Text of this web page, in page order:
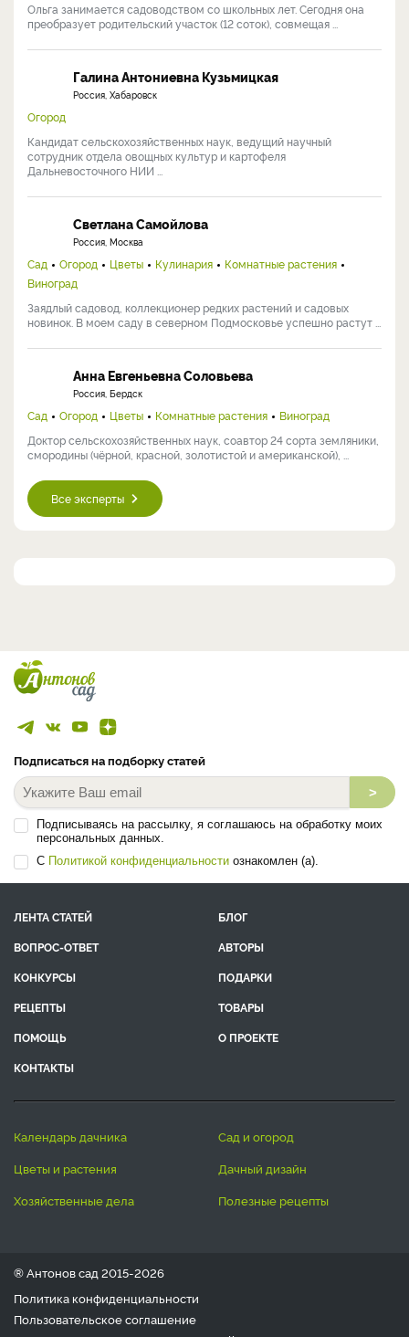
Ольга занимается садоводством со школьных лет. Сегодня она
преобразует родительский участок (12 соток), совмещая ...
Галина Антониевна Кузьмицкая
Россия, Хабаровск
Огород
Кандидат сельскохозяйственных наук, ведущий научный
сотрудник отдела овощных культур и картофеля
Дальневосточного НИИ ...
Светлана Самойлова
Россия, Москва
Сад Огород Цветы Кулинария
Комнатные растения
Виноград
Заядлый садовод, коллекционер редких растений и садовых
новинок. В моем саду в северном Подмосковье успешно растут ...
Анна Евгеньевна Соловьева
Россия, Бердск
Сад Огород Цветы Комнатные растения
Виноград
Доктор сельскохозяйственных наук, соавтор 24 сорта земляники,
смородины (чёрной, красной, золотистой и американской), ...
Все эксперты
Подписаться на подборку статей
>
Подписываясь на рассылку, я соглашаюсь на обработку моих
персональных данных.
С Политикой конфиденциальности ознакомлен (а).
ЛЕНТА СТАТЕЙ
БЛОГ
ВОПРОС-ОТВЕТ
АВТОРЫ
КОНКУРСЫ
ПОДАРКИ
РЕЦЕПТЫ
ТОВАРЫ
ПОМОЩЬ
О ПРОЕКТЕ
КОНТАКТЫ
календарь дачника
сад и огород
цветы и растения
дачный дизайн
хозяйственные дела
полезные рецепты
® Антонов сад 2015-2026
Политика конфиденциальности
Пользовательское соглашение